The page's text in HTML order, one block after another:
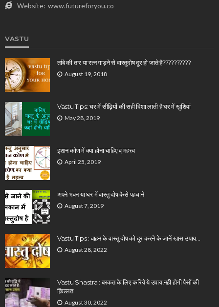
Website: www.futureforyou.co
VASTU
तांबे की तार या रत्न गाड़ने से वास्तुदोष दूर हो जाते है??????????
August 19, 2018
Vastu Tips: घर में सीढ़ियों की सही दिशा लाती है घर में खुशियां
May 28, 2019
इशान कोण में क्या होना चाहिए व् महत्त्व
April 25, 2019
अपने भवन या घर में वास्तु दोष कैसे पहचाने
August 7, 2019
Vastu Tips : वाहन के वास्तु दोष को दूर करने के जानें खास उपाय…
August 28, 2022
Vastu Shastra : बरकत के लिए करिये ये उपाय,नही होगी पैसों की
क़िल्लत
August 30, 2022